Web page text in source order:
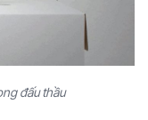
đấu thầu